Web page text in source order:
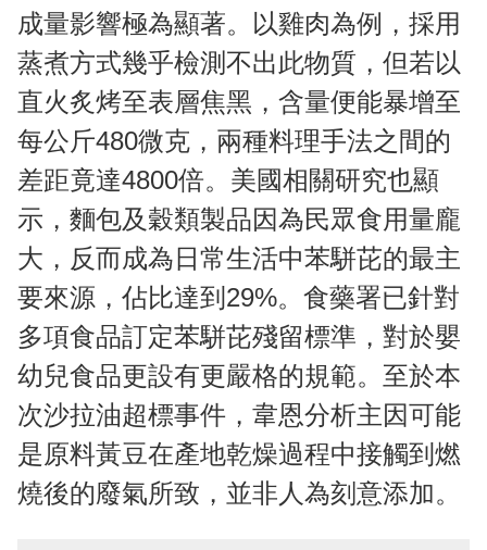
成量影響極為顯著。以雞肉為例，採用
蒸煮方式幾乎檢測不出此物質，但若以
直火炙烤至表層焦黑，含量便能暴增至
每公斤480微克，兩種料理手法之間的
差距竟達4800倍。美國相關研究也顯
示，麵包及穀類製品因為民眾食用量龐
大，反而成為日常生活中苯駢芘的最主
要來源，佔比達到29%。食藥署已針對
多項食品訂定苯駢芘殘留標準，對於嬰
幼兒食品更設有更嚴格的規範。至於本
次沙拉油超標事件，韋恩分析主因可能
是原料黃豆在產地乾燥過程中接觸到燃
燒後的廢氣所致，並非人為刻意添加。